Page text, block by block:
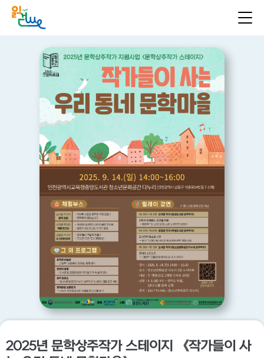
2025년 문학상주작가 스테이지 《작가들이 사